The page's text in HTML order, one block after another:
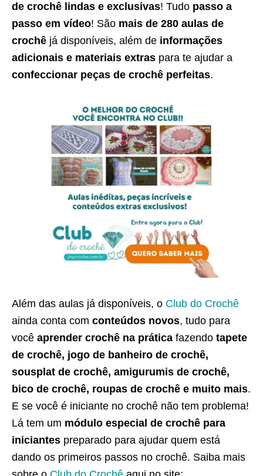
de crochê lindas e exclusivas! Tudo passo a
passo em vídeo! São mais de 280 aulas de
crochê já disponíveis, além de informações
adicionais e materiais extras para te ajudar a
confeccionar peças de crochê perfeitas.
Além das aulas já disponíveis, o Club do Crochê
ainda conta com conteúdos novos, tudo para
você aprender crochê na prática fazendo tapete
de crochê, jogo de banheiro de crochê,
sousplat de crochê, amigurumis de crochê,
bico de crochê, roupas de crochê e muito mais.
E se você é iniciante no crochê não tem problema!
Lá tem um módulo especial de crochê para
iniciantes preparado para ajudar quem está
dando os primeiros passos no crochê. Saiba mais